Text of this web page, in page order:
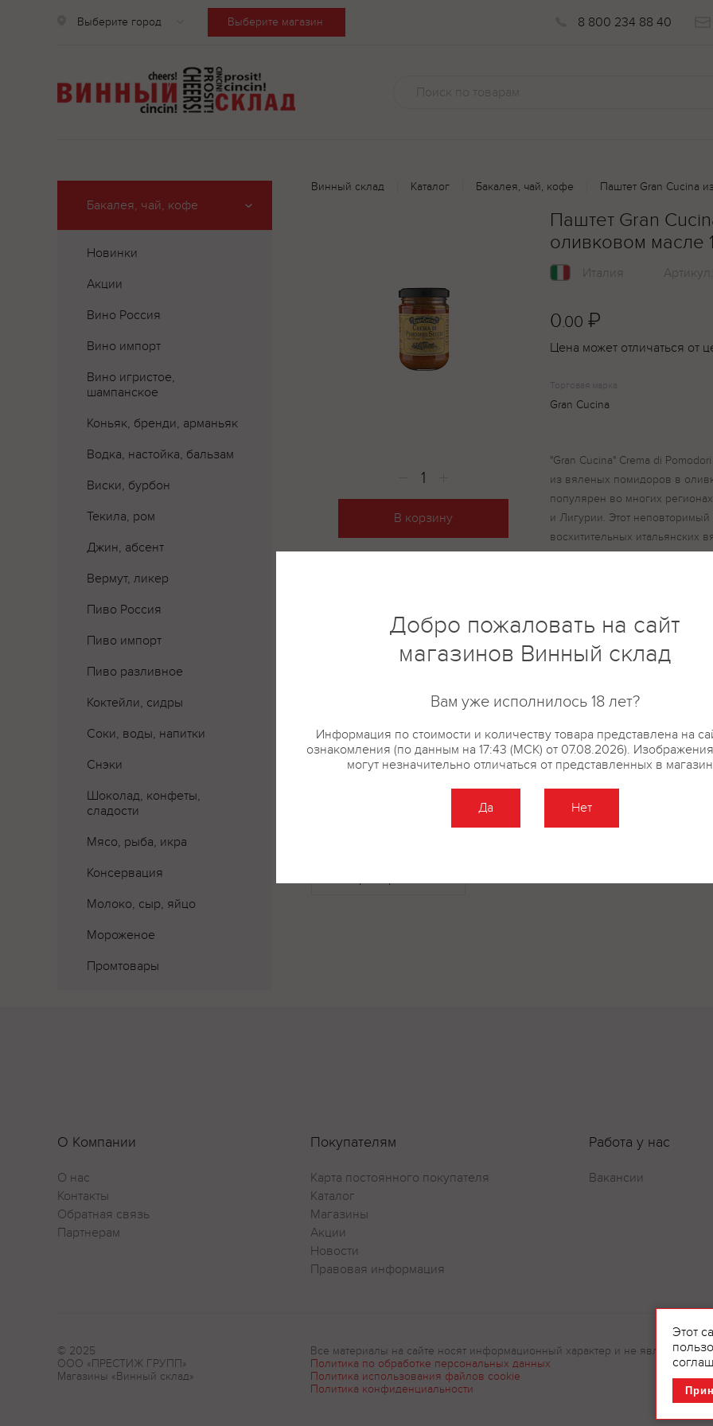
Выберите город Выберите магазин 8 800 234 88 40
Бакалея, чай, кофе
Новинки
Акции
Вино Россия
Вино импорт
Вино игристое,
шампанское
Коньяк, бренди, арманьяк
Водка, настойка, бальзам
Виски, бурбон
Текила, ром
Джин, абсент
Вермут, ликер
Пиво Россия
Пиво импорт
Пиво разливное
Коктейли, сидры
Соки, воды, напитки
Снэки
Шоколад, конфеты,
сладости
Мясо, рыба, икра
Консервация
Молоко, сыр, яйцо
Мороженое
Промтовары
Винный склад Каталог Бакалея, чай, кофе Паштет Gran Cucina
В корзину
Паштет Gran
оливковом масле
Италия Артикул:
0.00 ₽
Цена может отличаться от
Торговая марка
Gran Cucina
"Gran Cucina" Crema di
из вяленых помидоров в
популярен во многих
и Лигурии. Этот
восхитительных итальянских
обладает характерным
богатым, выраженным
сладким, соленым и
подойдет в качестве закуски,
домашнего хлеба, но и
баклажанам, фаршированным
спагетти с анчоусами. С ним
средиземноморский колорит
вяленые помидоры 65%,
уксус, сахар, соль, чеснок,
Описание Отзывы
О Компании
О нас
Контакты
Обратная связь
Партнерам
Покупателям
Карта постоянного покупателя
Каталог
Магазины
Акции
Новости
Правовая информация
Работа у нас
Вакансии
© 2025
ООО «ПРЕСТИЖ ГРУПП»
Магазины «Винный склад»
Все материалы на сайте носят информационный характер и не являются
Политика по обработке персональных данных
Политика использования файлов cookie
Политика конфиденциальности
Этот
Добро пожаловать на сайт
магазинов Винный склад
Вам уже исполнилось 18 лет?
Информация по стоимости и количеству товара представлена на
ознакомления (по данным на 17:43 (МСК) от 07.08.2026).
могут незначительно отличаться от представленных в
Да Нет